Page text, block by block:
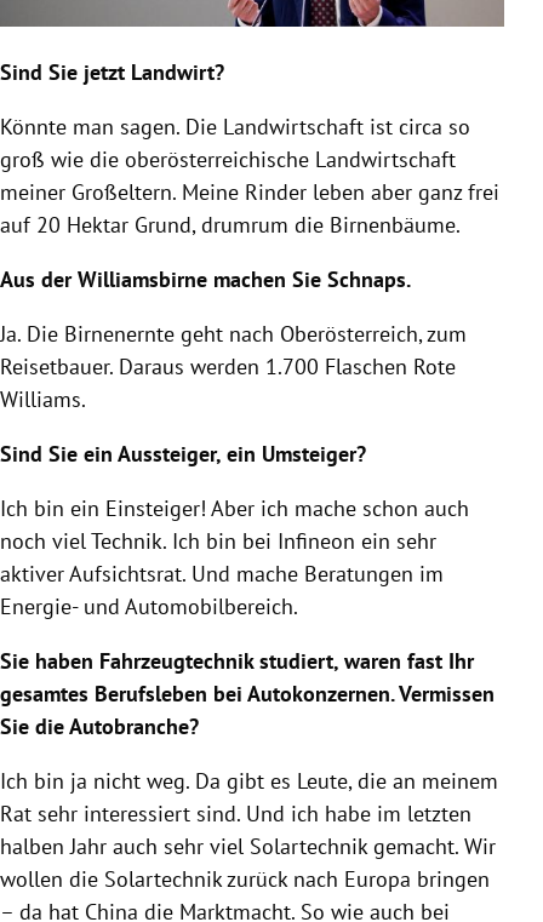
Sind Sie jetzt Landwirt?
Könnte man sagen. Die Landwirtschaft ist circa so
groß wie die oberösterreichische Landwirtschaft
meiner Großeltern. Meine Rinder leben aber ganz frei
auf 20 Hektar Grund, drumrum die Birnenbäume.
Aus der Williamsbirne machen Sie Schnaps.
Ja. Die Birnenernte geht nach Oberösterreich, zum
Reisetbauer. Daraus werden 1.700 Flaschen Rote
Williams.
Sind Sie ein Aussteiger, ein Umsteiger?
Ich bin ein Einsteiger! Aber ich mache schon auch
noch viel Technik. Ich bin bei Infineon ein sehr
aktiver Aufsichtsrat. Und mache Beratungen im
Energie- und Automobilbereich.
Sie haben Fahrzeugtechnik studiert, waren fast Ihr
gesamtes Berufsleben bei Autokonzernen. Vermissen
Sie die Autobranche?
Ich bin ja nicht weg. Da gibt es Leute, die an meinem
Rat sehr interessiert sind. Und ich habe im letzten
halben Jahr auch sehr viel Solartechnik gemacht. Wir
wollen die Solartechnik zurück nach Europa bringen
– da hat China die Marktmacht. So wie auch bei